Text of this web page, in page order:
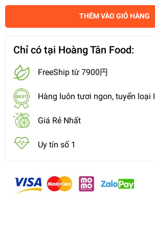
THÊM VÀO GIỎ HÀNG
Chỉ có tại Hoàng Tân Food:
FreeShip từ 7900円
Hàng luôn tươi ngon, tuyển loại I
Giá Rẻ Nhất
Uy tín số 1